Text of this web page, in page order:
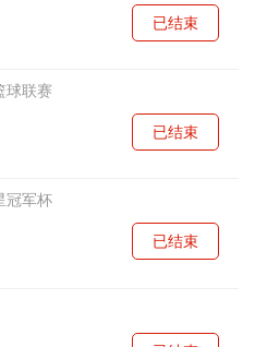
已结束
球联赛
已结束
冠军杯
技U17
已结束